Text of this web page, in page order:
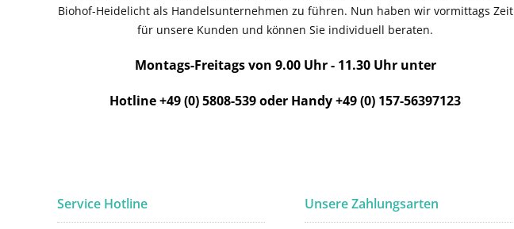
Biohof-Heidelicht als Handelsunternehmen zu führen. Nun haben wir vormittags Zeit
für unsere Kunden und können Sie individuell beraten.
Montags-Freitags von 9.00 Uhr - 11.30 Uhr unter
Hotline +49 (0) 5808-539 oder Handy +49 (0) 157-56397123
Service Hotline Unsere Zahlungsarten